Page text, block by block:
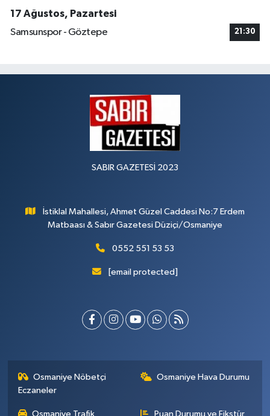
17 Ağustos, Pazartesi
Samsunspor - Göztepe
21:30
SABIR GAZETESİ 2023
İstiklal Mahallesi, Ahmet Güzel Caddesi No:7 Erdem
Matbaası & Sabır Gazetesi Düziçi/Osmaniye
0552 551 53 53
[email protected]
Osmaniye Nöbetçi
Eczaneler
Osmaniye Hava Durumu
Osmaniye Trafik Puan Durumu ve Fikstür